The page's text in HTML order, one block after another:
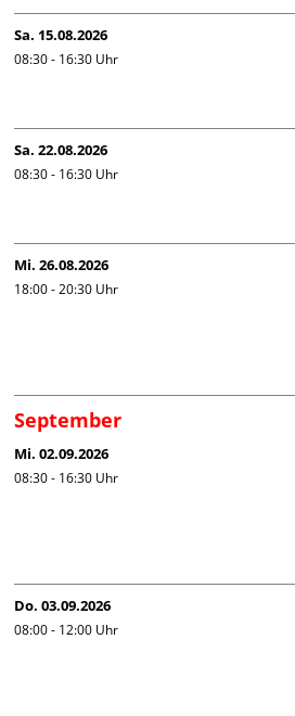
Sa. 15.08.2026
08:30 - 16:30 Uhr
Sa. 22.08.2026
08:30 - 16:30 Uhr
Mi. 26.08.2026
18:00 - 20:30 Uhr
September
Mi. 02.09.2026
08:30 - 16:30 Uhr
Do. 03.09.2026
08:00 - 12:00 Uhr